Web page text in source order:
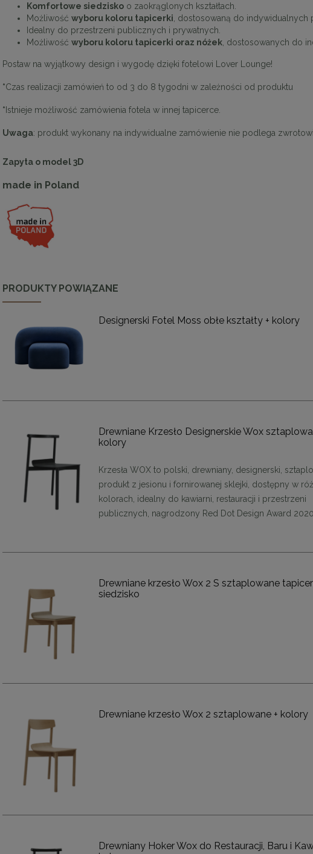
Lampa wisząca CHIC-9, biało złota 75
DO KOSZYKA
Komfortowe siedzisko o zaokrąglonych kształtach.
Możliwość wyboru koloru tapicerki , dostosowaną do indywidualnych
Idealny do przestrzeni publicznych i prywatnych.
Możliwość wyboru koloru tapicerki oraz nóżek , dostosowanych do
Postaw na wyjątkowy design i wygodę dzięki fotelowi Lover Lounge!
*Czas realizacji zamówień to od 3 do 8 tygodni w zależności od produktu
* Istnieje możliwość zamówienia fotela w innej tapicerce.
Uwaga: produkt wykonany na indywidualne zamówienie nie podlega zwrotowi
Zapyta o model 3D
made in Poland
PRODUKTY POWIĄZANE
Designerski Fotel Moss obłe kształty + kolory
Drewniane Krzesło Designerskie Wox
kolory
Krzesła WOX to polski, drewniany, designerski,
produkt z jesionu i fornirowanej sklejki, dostępny w
kolorach, idealny do kawiarni, restauracji i przestrzeni
publicznych, nagrodzony Red Dot Design Award 2020
Drewniane krzesło Wox 2 S sztaplowane
siedzisko
Drewniane krzesło Wox 2 sztaplowane + kolory
Drewniany Hoker Wox do Restauracji, Baru i